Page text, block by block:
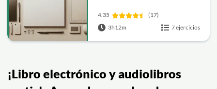
4.35
(17)
3h12m
7 ejercicios
¡Libro electrónico y audiolibros